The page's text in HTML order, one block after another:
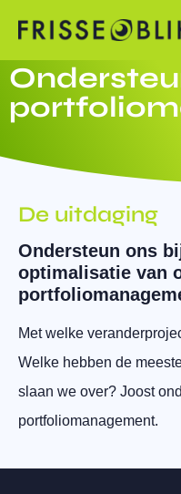
De uitdaging
Ondersteun ons
optimalisatie van
Met welke
Welke hebben de
slaan we over? Joost
portfoliomanagement.